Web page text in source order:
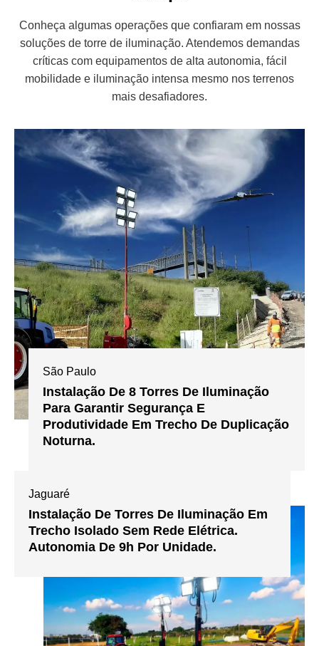
Conheça algumas operações que confiaram em nossas
soluções de torre de iluminação. Atendemos demandas
críticas com equipamentos de alta autonomia, fácil
mobilidade e iluminação intensa mesmo nos terrenos
mais desafiadores.
São Paulo
Instalação De 8 Torres De Iluminação
Para Garantir Segurança E
Produtividade Em Trecho De Duplicação
Noturna.
Jaguaré
Instalação De Torres De Iluminação Em
Trecho Isolado Sem Rede Elétrica.
Autonomia De 9h Por Unidade.